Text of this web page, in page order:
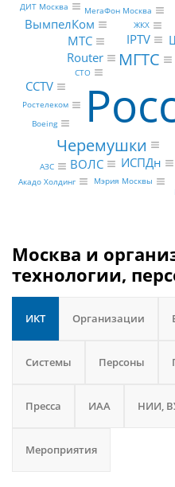
МГТС
Черемушки
МТС
IPTV
Router
ВымпелКом
ВОЛС ИСПДн
CCTV
Ростелеком
Акадо Холдинг
МегаФон Москва
Мэрия Москвы
Boeing
CTO
ЖКХ
АЗС
ДИТ Москва
Москва и
технологии,
ИКТ Организации
Системы Персоны
Пресса ИАА НИИ,
Мероприятия